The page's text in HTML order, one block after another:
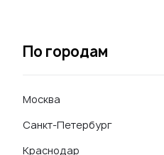
По городам
Москва
Санкт-Петербург
Краснодар